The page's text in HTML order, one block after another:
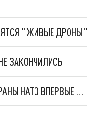
"ЖИВЫЕ ДРОНЫ"
ЗАКОНЧИЛИСЬ
"ОЧЕНЬ ПЛОХИЕ НОВОСТИ": БОЛЬШАЯ ОШИБКА PALANTIR В РОССИИ. СТРАНЫ НАТО ВПЕРВЫЕ ЗА СВО ОСТАНОВИЛИ ПОСТАВКИ ОРУЖИЯ. ВСУ ТЕРЯЮТ ПРИГРАНИЧЬЕ?